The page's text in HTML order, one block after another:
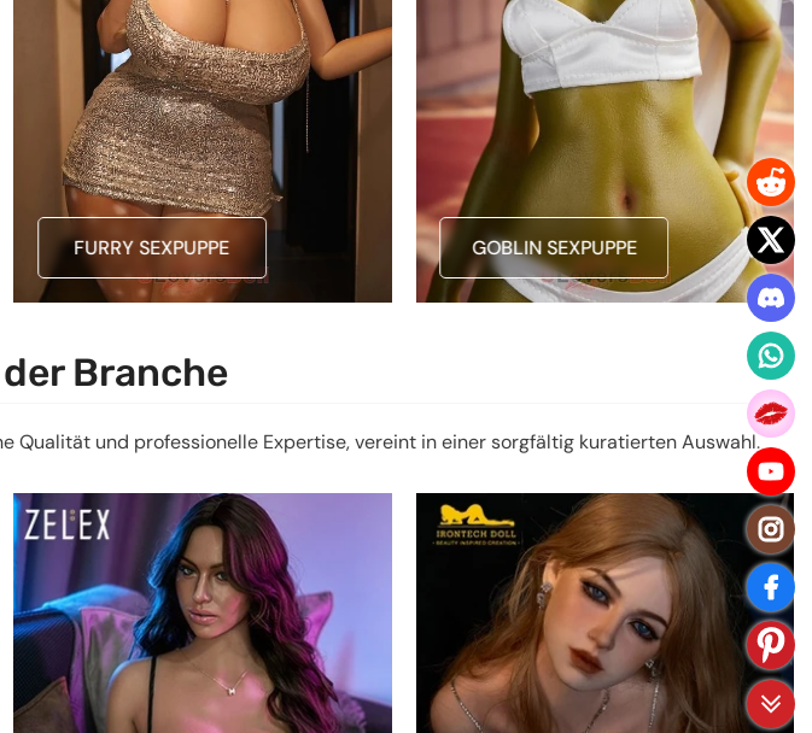
FURRY SEXPUPPE GOBLIN SEXPUPPE
Branche
Qualität und professionelle Expertise, vereint in einer sorgfältig kuratierten Auswahl.